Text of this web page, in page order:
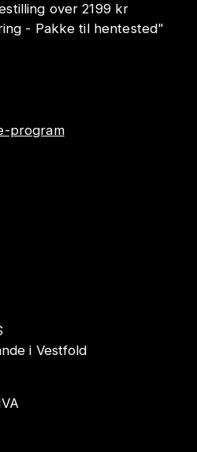
over 2199 kr
- Pakke til hentested"
program
i Vestfold